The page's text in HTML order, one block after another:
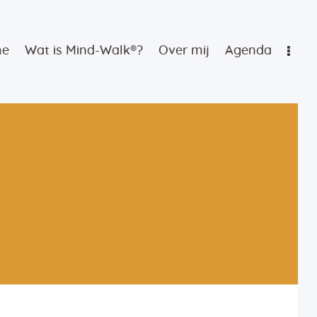
Wat is Mind-Walk®? Over mij Agenda